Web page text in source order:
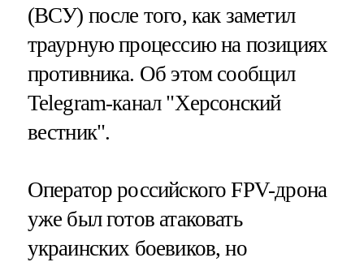
(ВСУ) после того, как заметил
траурную процессию на позициях
противника. Об этом сообщил
Telegram-канал "Херсонский
вестник".
Оператор российского FPV-дрона
уже был готов атаковать
украинских боевиков, но